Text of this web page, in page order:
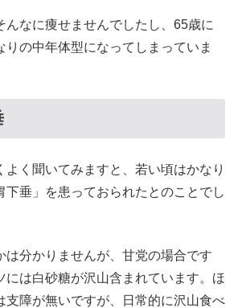
んなに痩せませんでしたし、65歳に
りの中年体型になってしまっていま
よく聞いてみますと、若い頃はかなり
下垂」を患っておられたとのことでし
は分かりませんが、甘党の場合です
には白砂糖が沢山含まれています。ほ
支障が無いですが、日常的に沢山食べ